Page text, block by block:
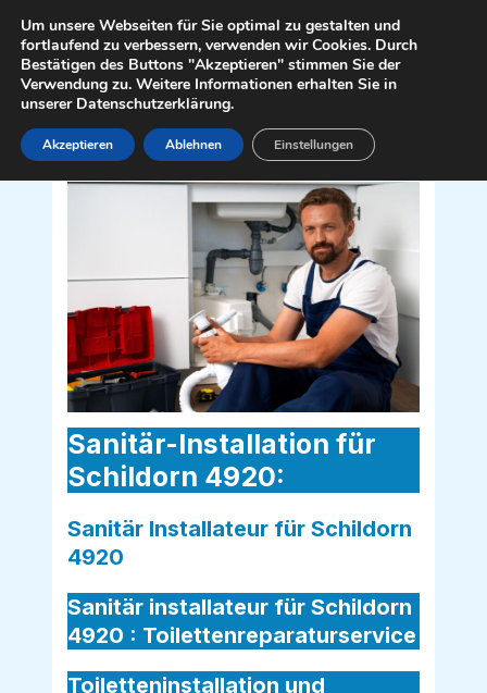
Inhalt
springen
Sanitär Installateur für Schildorn 4920
Sanitär-Installation für
Schildorn 4920:
Sanitär Installateur für Schildorn
4920
Sanitär installateur für Schildorn
4920 : Toilettenreparaturservice
Toiletteninstallation und
Um unsere Webseiten für Sie optimal zu gestalten und
fortlaufend zu verbessern, verwenden wir Cookies. Durch
Bestätigen des Buttons "Akzeptieren" stimmen Sie der
Verwendung zu. Weitere Informationen erhalten Sie in
unserer Datenschutzerklärung.
Akzeptieren Ablehnen Einstellungen